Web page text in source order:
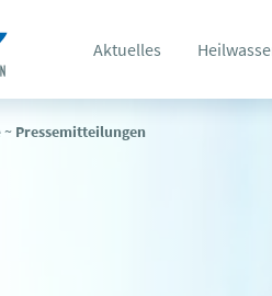
Aktuelles
~ Pressemitteilungen